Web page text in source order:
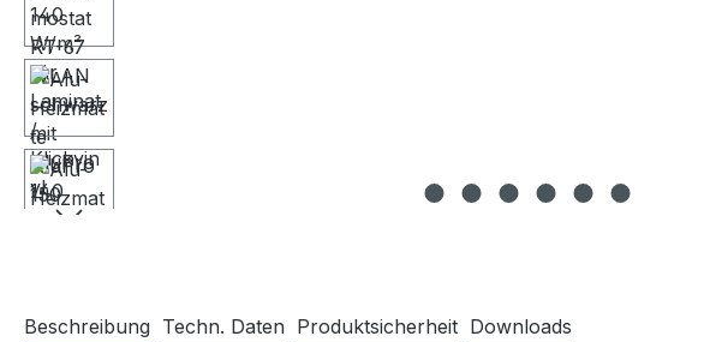
Beschreibung Techn. Daten Produktsicherheit Downloads